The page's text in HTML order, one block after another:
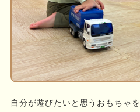
自分が遊びたいと思うおもちゃを